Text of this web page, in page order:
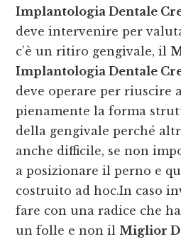
Implantologia Dentale
deve intervenire per
c’è un ritiro gengivale, il
Implantologia Dentale
deve operare per riuscire
pienamente la forma
della gengivale perché
anche difficile, se non
a posizionare il perno e
costruito ad hoc.In caso
fare con una radice che
un folle e non il Miglior